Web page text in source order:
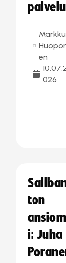
Markku
en
10.07.2
026
ton
i: Juha